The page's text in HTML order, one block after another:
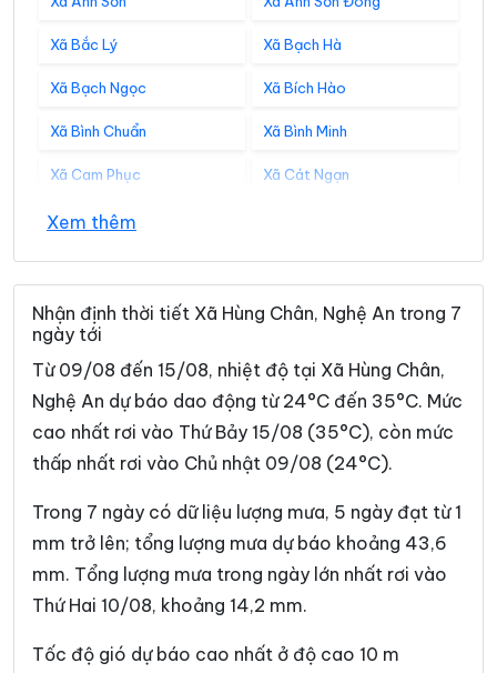
Xã Bắc Lý Xã Bạch Hà
Xã Bạch Ngọc Xã Bích Hào
Xã Bình Chuẩn Xã Bình Minh
Xã Cam Phục Xã Cát Ngạn
Xã Châu Bình
Xã Châu Khê Xã Châu Lộc
Xã Châu Tiến Xã Chiêu Lưu
Xã Con Cuông
Xã Đại Huệ Xã Diễn Châu
Xã Đô Lương Xã Đông Hiếu
Xã Đông Lộc Xã Đông Thành
Xã Đức Châu Xã Giai Lạc
Xã Giai Xuân Xã Hải Châu
Xã Hải Lộc Xã Hạnh Lâm
Xã Hoa Quân Xã Hợp Minh
Xem thêm
Nhận định thời tiết Xã Hùng Chân, Nghệ An trong 7
ngày tới
Từ 09/08 đến 15/08, nhiệt độ tại Xã Hùng Chân,
Nghệ An dự báo dao động từ 24°C đến 35°C. Mức
cao nhất rơi vào Thứ Bảy 15/08 (35°C), còn mức
thấp nhất rơi vào Chủ nhật 09/08 (24°C).
Trong 7 ngày có dữ liệu lượng mưa, 5 ngày đạt từ 1
mm trở lên; tổng lượng mưa dự báo khoảng 43,6
mm. Tổng lượng mưa trong ngày lớn nhất rơi vào
Thứ Hai 10/08, khoảng 14,2 mm.
Tốc độ gió dự báo cao nhất ở độ cao 10 m